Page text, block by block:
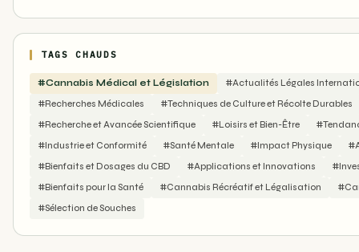
TAGS CHAUDS
#Cannabis Médical et Législation
#Actualités Légales
#Recherches Médicales
#Techniques de Culture et Récolte Durables
#Recherche et Avancée Scientifique
#Loisirs et Bien-Être
#Industrie et Conformité
#Santé Mentale #Impact Physique
#Bienfaits et Dosages du CBD
#Applications et Innovations
#Bienfaits pour la Santé
#Cannabis Récréatif et Légalisation
#Sélection de Souches